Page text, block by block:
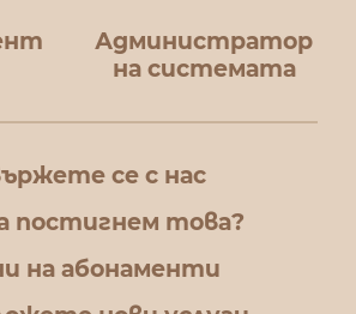
Администратор
на системата
се с нас
постигнем това?
на абонаменти